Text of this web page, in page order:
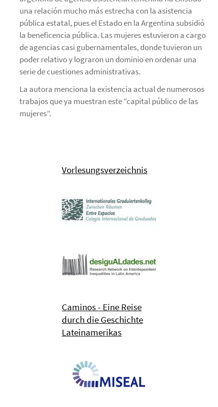
una relación mucho más estrecha con la asistencia
pública estatal, pues el Estado en la Argentina subsidió
la beneficencia pública. Las mujeres estuvieron a cargo
de agencias casi gubernamentales, donde tuvieron un
poder relativo y lograron un dominio en ordenar una
serie de cuestiones administrativas.
La autora menciona la existencia actual de numerosos
trabajos que ya muestran este “capital público de las
mujeres”.
Vorlesungsverzeichnis
Caminos - Eine Reise
durch die Geschichte
Lateinamerikas